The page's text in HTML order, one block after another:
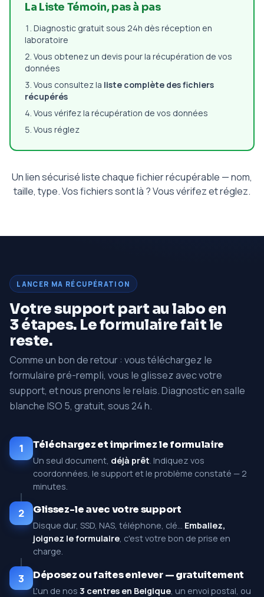
La Liste Témoin, pas à pas
Diagnostic gratuit sous 24h dès réception en
laboratoire
Vous obtenez un devis pour la récupération de vos
données
Vous consultez la liste complète des fichiers
récupérés
Vous vérifez la récupération de vos données
Vous réglez
Un lien sécurisé liste chaque fichier récupérable — nom,
taille, type. Vos fichiers sont là ? Vous vérifez et réglez.
LANCER MA RÉCUPÉRATION
Votre support part au labo en
3 étapes. Le formulaire fait le
reste.
Comme un bon de retour : vous téléchargez le
formulaire pré-rempli, vous le glissez avec votre
support, et nous prenons le relais. Diagnostic en salle
blanche ISO 5, gratuit, sous 24 h.
1 Téléchargez et imprimez le formulaire
Un seul document, déjà prêt. Indiquez vos
coordonnées, le support et le problème constaté — 2
minutes.
2 Glissez-le avec votre support
Disque dur, SSD, NAS, téléphone, clé… Emballez,
joignez le formulaire, c'est votre bon de prise en
charge.
3 Déposez ou faites enlever — gratuitement
L'un de nos 3 centres en Belgique , un envoi postal, ou